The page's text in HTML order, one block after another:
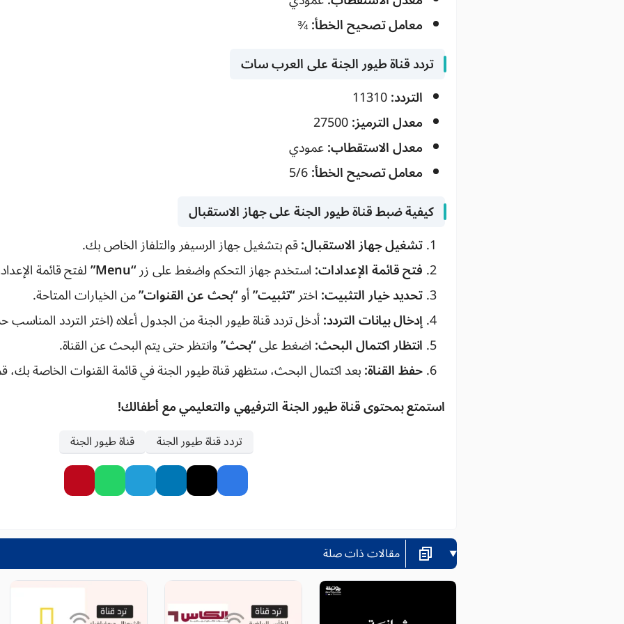
معامل تصحيح الخطأ:¾
تردد قناة طيور الجنة على العرب سات
التردد:
معدل الترميز:
معدل الاستقطاب:عمودي
معامل تصحيح الخطأ:
كيفية ضبط قناة طيور الجنة على جهاز الاستقبال
تشغيل جهاز الاستقبال:قم بتشغيل جهاز الرسيفر والتلفاز الخاص بك.
فتح قائمة الإعدادات:استخدم جهاز التحكم واضغط على زر“Menu”
لفتح قائمة
تحديد خيار التثبيت:اختر“تثبيت”أو“بحث عن القنوات”من الخيارات المتاحة.
إدخال بيانات التردد:أدخل تردد قناة طيور الجنة من الجدول أعلاه (اختر التردد
انتظار اكتمال البحث:اضغط على“بحث”وانتظر حتى يتم البحث عن القناة.
حفظ القناة:بعد اكتمال البحث، ستظهر قناة طيور الجنة في قائمة القنوات الخاصة بك،
استمتع بمحتوى قناة طيور الجنة الترفيهي والتعليمي مع أطفالك!
تردد قناة طيور الجنة قناة طيور الجنة
مقالات ذات صلة